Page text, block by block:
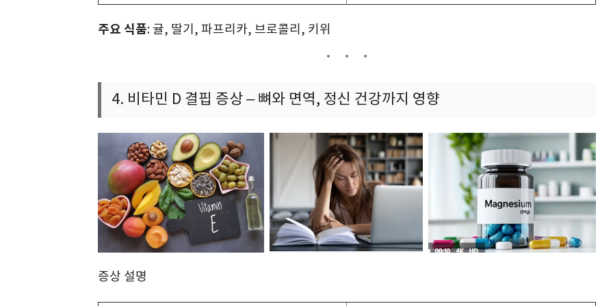
주요 식품: 귤, 딸기, 파프리카, 브로콜리, 키위
4. 비타민 D 결핍 증상 – 뼈와 면역, 정신 건강까지 영향
증상 설명